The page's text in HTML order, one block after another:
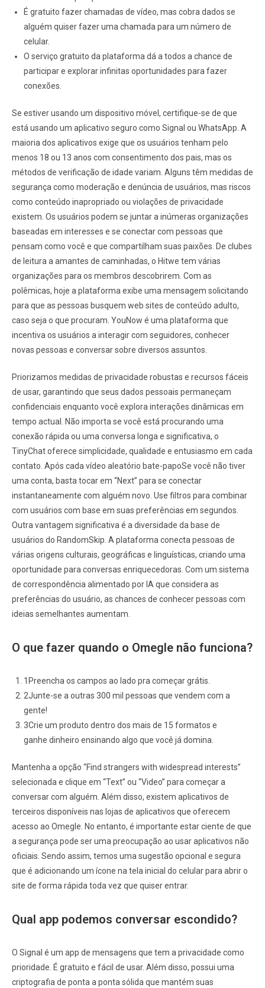
É gratuito fazer chamadas de vídeo, mas cobra dados se
alguém quiser fazer uma chamada para um número de
celular.
O serviço gratuito da plataforma dá a todos a chance de
participar e explorar infinitas oportunidades para fazer
conexões.
Se estiver usando um dispositivo móvel, certifique-se de que
está usando um aplicativo seguro como Signal ou WhatsApp. A
maioria dos aplicativos exige que os usuários tenham pelo
menos 18 ou 13 anos com consentimento dos pais, mas os
métodos de verificação de idade variam. Alguns têm medidas de
segurança como moderação e denúncia de usuários, mas riscos
como conteúdo inapropriado ou violações de privacidade
existem. Os usuários podem se juntar a inúmeras organizações
baseadas em interesses e se conectar com pessoas que
pensam como você e que compartilham suas paixões. De clubes
de leitura a amantes de caminhadas, o Hitwe tem várias
organizações para os membros descobrirem. Com as
polêmicas, hoje a plataforma exibe uma mensagem solicitando
para que as pessoas busquem web sites de conteúdo adulto,
caso seja o que procuram. YouNow é uma plataforma que
incentiva os usuários a interagir com seguidores, conhecer
novas pessoas e conversar sobre diversos assuntos.
Priorizamos medidas de privacidade robustas e recursos fáceis
de usar, garantindo que seus dados pessoais permaneçam
confidenciais enquanto você explora interações dinâmicas em
tempo actual. Não importa se você está procurando uma
conexão rápida ou uma conversa longa e significativa, o
TinyChat oferece simplicidade, qualidade e entusiasmo em cada
contato. Após cada vídeo aleatório bate-papoSe você não tiver
uma conta, basta tocar em “Next” para se conectar
instantaneamente com alguém novo. Use filtros para combinar
com usuários com base em suas preferências em segundos.
Outra vantagem significativa é a diversidade da base de
usuários do RandomSkip. A plataforma conecta pessoas de
várias origens culturais, geográficas e linguísticas, criando uma
oportunidade para conversas enriquecedoras. Com um sistema
de correspondência alimentado por IA que considera as
preferências do usuário, as chances de conhecer pessoas com
ideias semelhantes aumentam.
O que fazer quando o Omegle não funciona?
1Preencha os campos ao lado pra começar grátis.
2Junte-se a outras 300 mil pessoas que vendem com a
gente!
3Crie um produto dentro dos mais de 15 formatos e
ganhe dinheiro ensinando algo que você já domina.
Mantenha a opção “Find strangers with widespread interests”
selecionada e clique em “Text” ou “Video” para começar a
conversar com alguém. Além disso, existem aplicativos de
terceiros disponíveis nas lojas de aplicativos que oferecem
acesso ao Omegle. No entanto, é importante estar ciente de que
a segurança pode ser uma preocupação ao usar aplicativos não
oficiais. Sendo assim, temos uma sugestão opcional e segura
que é adicionando um ícone na tela inicial do celular para abrir o
site de forma rápida toda vez que quiser entrar.
Qual app podemos conversar escondido?
O Signal é um app de mensagens que tem a privacidade como
prioridade. É gratuito e fácil de usar. Além disso, possui uma
criptografia de ponta a ponta sólida que mantém suas